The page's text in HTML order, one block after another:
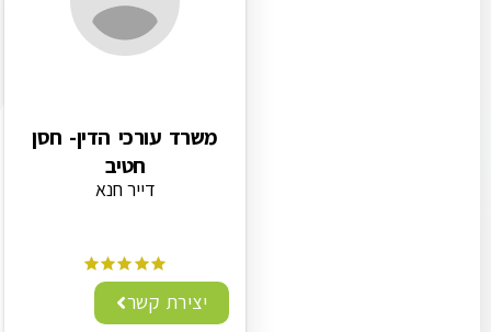
משרד עורכי הדין- חסן
חטיב
דייר חנא
יצירת קשר